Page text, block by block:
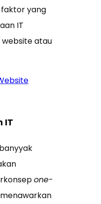
yang
IT
atau
IT
one-